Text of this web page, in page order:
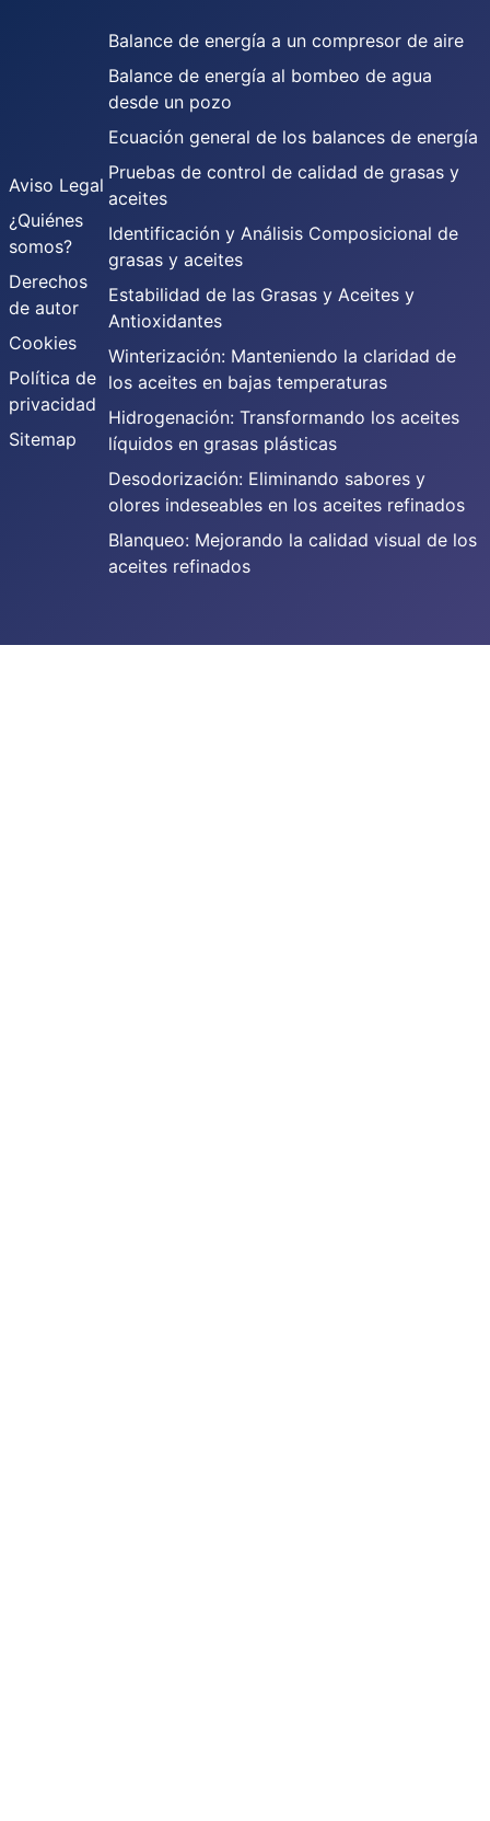
Aviso Legal
¿Quiénes
somos?
Derechos
de autor
Cookies
Política de
privacidad
Sitemap
Balance de energía a un compresor de aire
Balance de energía al bombeo de agua
desde un pozo
Ecuación general de los balances de energía
Pruebas de control de calidad de grasas y
aceites
Identificación y Análisis Composicional de
grasas y aceites
Estabilidad de las Grasas y Aceites y
Antioxidantes
Winterización: Manteniendo la claridad de
los aceites en bajas temperaturas
Hidrogenación: Transformando los aceites
líquidos en grasas plásticas
Desodorización: Eliminando sabores y
olores indeseables en los aceites refinados
Blanqueo: Mejorando la calidad visual de los
aceites refinados